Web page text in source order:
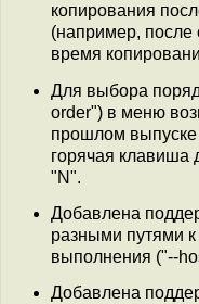
копирования
(например, после
время
Для выбора
order") в меню
прошлом
горячая клавиша
"N".
Добавлена
разными путями
выполнения ("--
Добавлена